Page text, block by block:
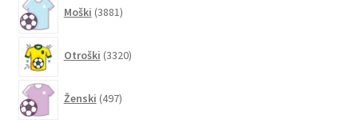
Moški 3881izdelkov
Otroški 3320izdelkov
Ženski 497izdelkov